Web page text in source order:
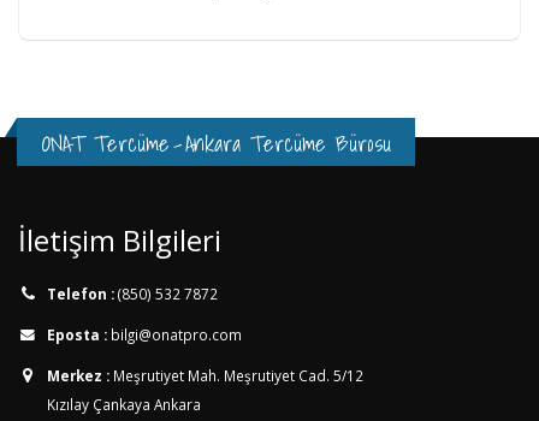
ONAT Tercüme-Ankara Tercüme Bürosu
İletişim Bilgileri
Telefon :(850) 532 7872
Eposta : bilgi@onatpro.com
Merkez : Meşrutiyet Mah. Meşrutiyet Cad. 5/12
Kızılay Çankaya Ankara